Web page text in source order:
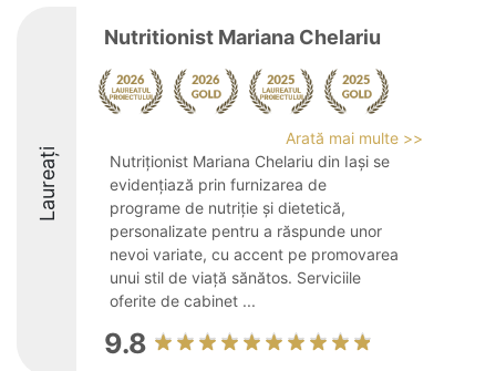
Laureați
Nutritionist Mariana Chelariu
Arată mai multe >>
Nutriționist Mariana Chelariu din Iași se
evidențiază prin furnizarea de
programe de nutriție și dietetică,
personalizate pentru a răspunde unor
nevoi variate, cu accent pe promovarea
unui stil de viață sănătos. Serviciile
oferite de cabinet ...
9.8